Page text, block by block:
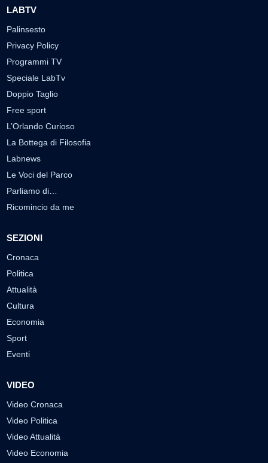
LABTV
Palinsesto
Privacy Policy
Programmi TV
Speciale LabTv
Doppio Taglio
Free sport
L’Orlando Curioso
La Bottega di Filosofia
Labnews
Le Voci del Parco
Parliamo di…
Ricomincio da me
SEZIONI
Cronaca
Politica
Attualità
Cultura
Economia
Sport
Eventi
VIDEO
Video Cronaca
Video Politica
Video Attualità
Video Economia